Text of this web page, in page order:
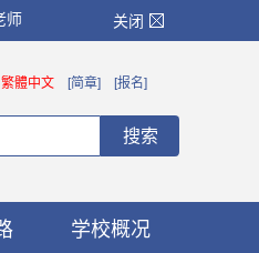
师 关闭
繁體中文 [简章] [报名]
搜索
学校概况